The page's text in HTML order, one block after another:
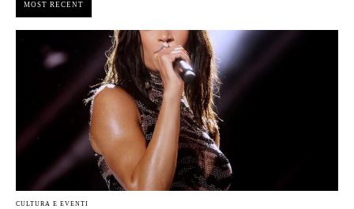
MOST RECENT
CULTURA E EVENTI